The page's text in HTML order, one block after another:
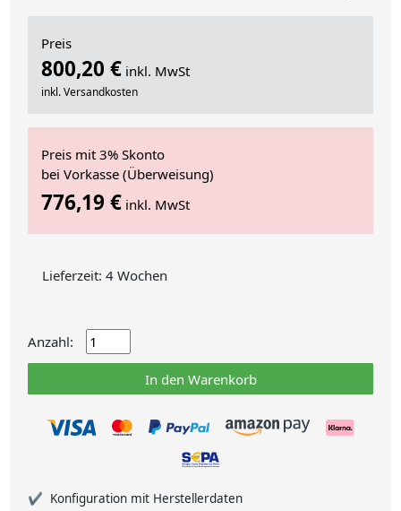
Preis
800,20 € inkl. MwSt
inkl. Versandkosten
Preis mit 3% Skonto
bei Vorkasse (Überweisung)
776,19 € inkl. MwSt
Lieferzeit: 4 Wochen
Anzahl:
In den Warenkorb
Konfiguration mit Herstellerdaten